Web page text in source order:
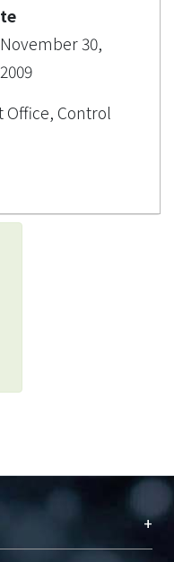
te
November 30,
2009
Office, Control
+